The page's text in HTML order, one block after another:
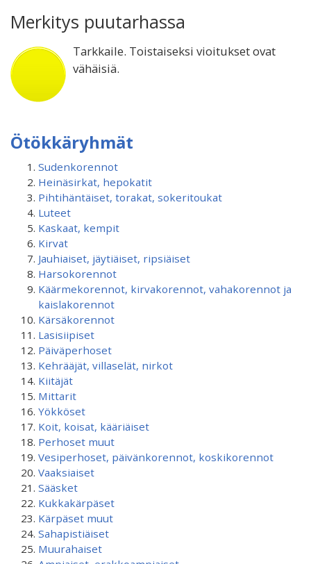
Merkitys puutarhassa
Tarkkaile. Toistaiseksi vioitukset ovat
vähäisiä.
Ötökkäryhmät
Sudenkorennot
Heinäsirkat, hepokatit
Pihtihäntäiset, torakat, sokeritoukat
Luteet
Kaskaat, kempit
Kirvat
Jauhiaiset, jäytiäiset, ripsiäiset
Harsokorennot
Käärmekorennot, kirvakorennot, vahakorennot ja
kaislakorennot
Kärsäkorennot
Lasisiipiset
Päiväperhoset
Kehrääjät, villaselät, nirkot
Kiitäjät
Mittarit
Yökköset
Koit, koisat, kääriäiset
Perhoset muut
Vesiperhoset, päivänkorennot, koskikorennot
Vaaksiaiset
Sääsket
Kukkakärpäset
Kärpäset muut
Sahapistiäiset
Muurahaiset